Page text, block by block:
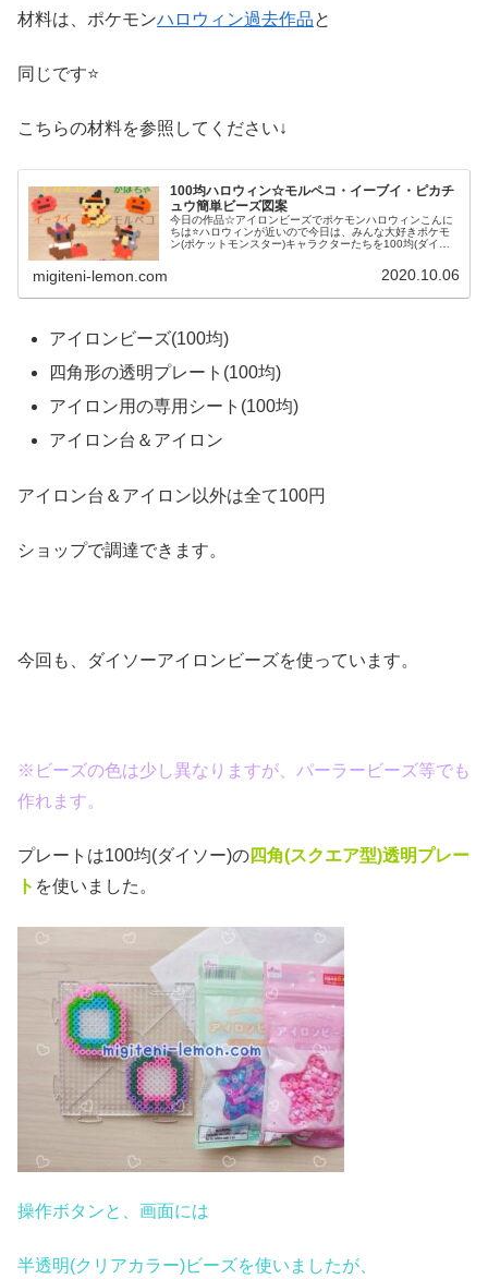
材料は、ポケモンハロウィン過去作品と
同じです⭐
こちらの材料を参照してください↓
100均ハロウィン☆モルペコ・イーブイ・ピカチ
ュウ簡単ビーズ図案
今日の作品☆アイロンビーズでポケモンハロウィンこんに
ちは⭐ハロウィンが近いので今日は、みんな大好きポケモ
ン(ポケットモンスター)キャラクターたちを100均(ダイソ
migiteni-lemon.com 2020.10.06
アイロンビーズ(100均)
四角形の透明プレート(100均)
アイロン用の専用シート(100均)
アイロン台＆アイロン
アイロン台＆アイロン以外は全て100円
ショップで調達できます。
今回も、ダイソーアイロンビーズを使っています。
※ビーズの色は少し異なりますが、パーラービーズ等でも
作れます。
プレートは100均(ダイソー)の四角(スクエア型)透明プレー
ト を使いました。
操作ボタンと、画面には
半透明(クリアカラー)ビーズを使いましたが、